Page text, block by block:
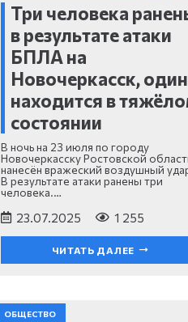
Три человека
в результате атаки
БПЛА на
Новочеркасск, один
находится в
состоянии
В ночь на 23 июля по городу
Новочеркасску Ростовской
нанесён вражеский воздушный
В результате атаки ранены три
человека.…
23.07.2025 1 255
ЧИТАТЬ ДАЛЕЕ
ОБЩЕСТВО